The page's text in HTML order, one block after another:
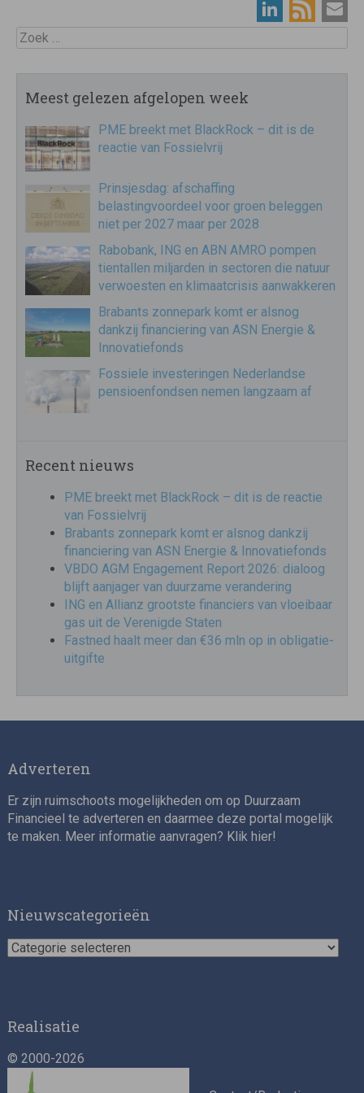
Zoek
Meest gelezen afgelopen week
PME breekt met BlackRock – dit is de
reactie van Fossielvrij
Prinsjesdag: afschaffing
belastingvoordeel voor groen beleggen
niet per 2027 maar per 2028
Rabobank, ING en ABN AMRO pompen
tientallen miljarden in sectoren die natuur
verwoesten en klimaatcrisis aanwakkeren
Brabants zonnepark komt er alsnog
dankzij financiering van ASN Energie &
Innovatiefonds
Fossiele investeringen Nederlandse
pensioenfondsen nemen langzaam af
Recent nieuws
PME breekt met BlackRock – dit is de reactie
van Fossielvrij
Brabants zonnepark komt er alsnog dankzij
financiering van ASN Energie & Innovatiefonds
VBDO AGM Engagement Report 2026: dialoog
blijft aanjager van duurzame verandering
ING en Allianz grootste financiers van vloeibaar
gas uit de Verenigde Staten
Fastned haalt meer dan €36 mln op in obligatie-
uitgifte
Adverteren
Er zijn ruimschoots mogelijkheden om op Duurzaam
Financieel te adverteren en daarmee deze portal mogelijk
te maken. Meer informatie aanvragen? Klik hier!
Nieuwscategorieën
Nieuwscategorieën
Realisatie
© 2000-2026